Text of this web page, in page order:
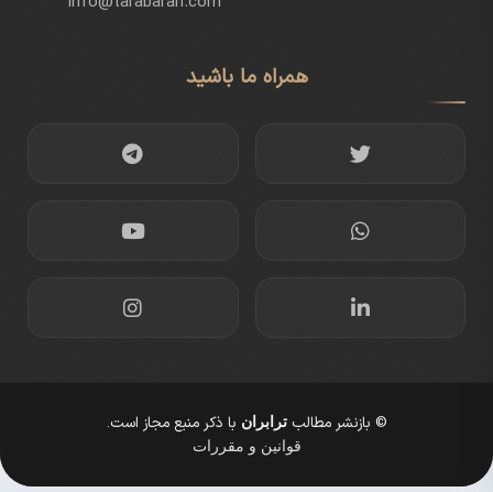
همراه ما باشید
© بازنشر مطالبترابرانبا ذکر منبع مجاز است.
قوانین و مقررات